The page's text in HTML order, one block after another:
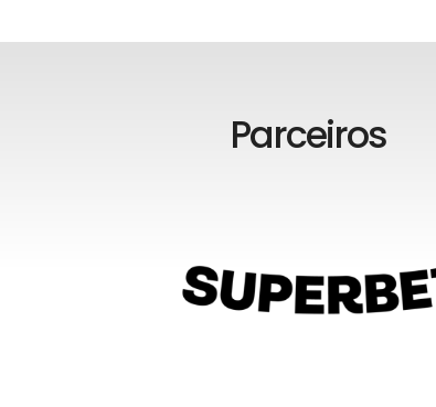
Parceiros